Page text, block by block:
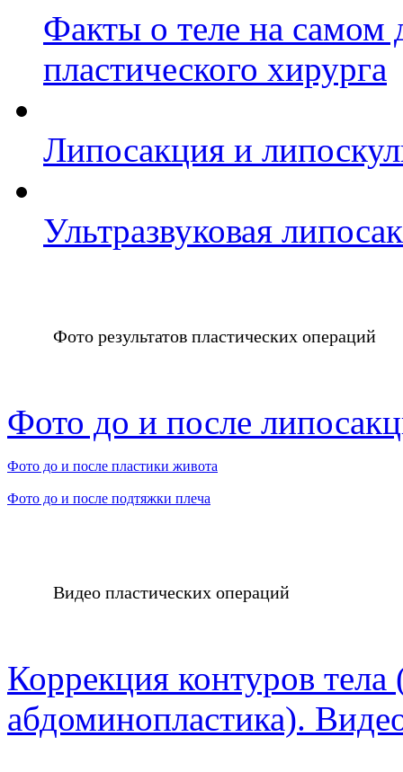
Факты о теле на самом
пластического хирурга
Липосакция и
Ультразвуковая
Фото результатов пластических операций
Фото до и после
Фото до и после пластики живота
Фото до и после подтяжки плеча
Видео пластических операций
Коррекция контуров
абдоминопластика).